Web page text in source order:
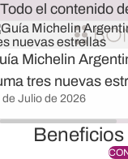
Todo el contenido
Michelin
tres nuevas
de Julio de 2026